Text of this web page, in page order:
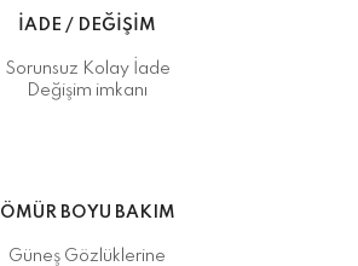
İADE / DEĞİŞİM
Sorunsuz Kolay İade
Değişim imkanı
ÖMÜR BOYU BAKIM
Güneş Gözlüklerine